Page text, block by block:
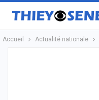
Accueil Actualité nationale